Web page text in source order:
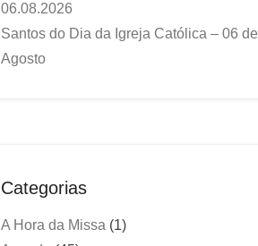
06.08.2026
Santos do Dia da Igreja Católica – 06 de
Agosto
Categorias
A Hora da Missa (1)